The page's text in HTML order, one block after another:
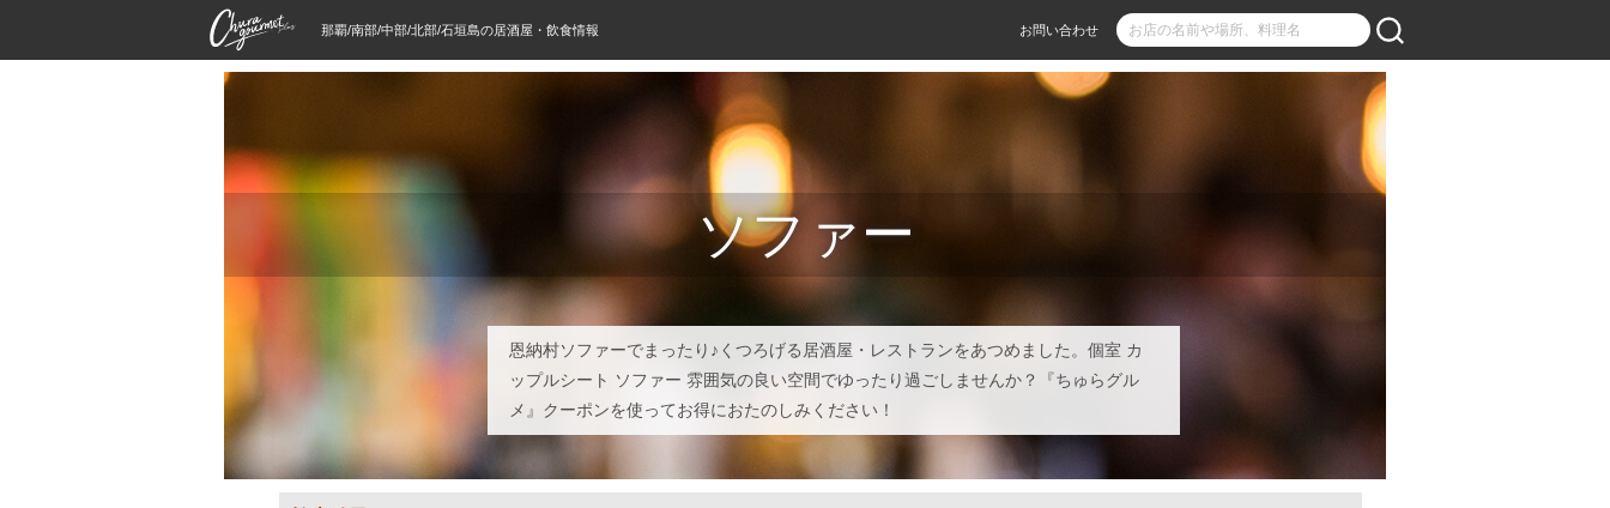
那覇/南部/中部/北部/石垣島の居酒屋・飲食情報 お問い合わせ
ソファー
恩納村ソファーでまったり♪くつろげる居酒屋・レストランをあつめました。個室 カ
ップルシート ソファー 雰囲気の良い空間でゆったり過ごしませんか？『ちゅらグル
メ』クーポンを使ってお得におたのしみください！